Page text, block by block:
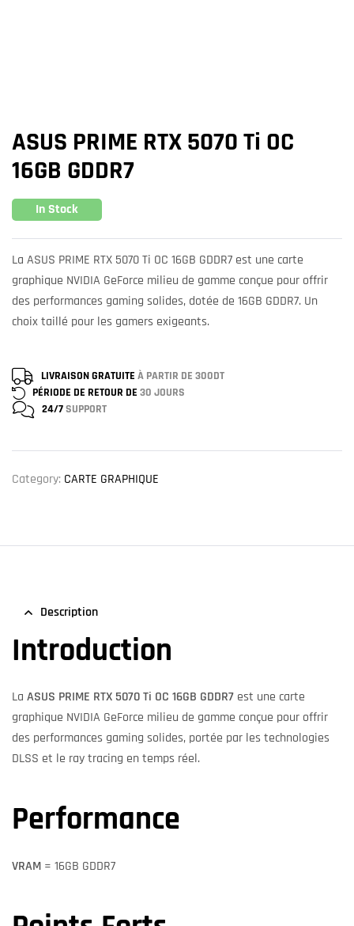
ASUS PRIME RTX 5070 Ti OC
16GB GDDR7
In Stock
La ASUS PRIME RTX 5070 Ti OC 16GB GDDR7 est une carte
graphique NVIDIA GeForce milieu de gamme conçue pour offrir
des performances gaming solides, dotée de 16GB GDDR7. Un
choix taillé pour les gamers exigeants.
LIVRAISON GRATUITE À PARTIR DE 300DT
PÉRIODE DE RETOUR DE 30 JOURS
24/7SUPPORT
Category: CARTE GRAPHIQUE
Description
Introduction
La ASUS PRIME RTX 5070 Ti OC 16GB GDDR7 est une carte
graphique NVIDIA GeForce milieu de gamme conçue pour offrir
des performances gaming solides, portée par les technologies
DLSS et le ray tracing en temps réel.
Performance
VRAM = 16GB GDDR7